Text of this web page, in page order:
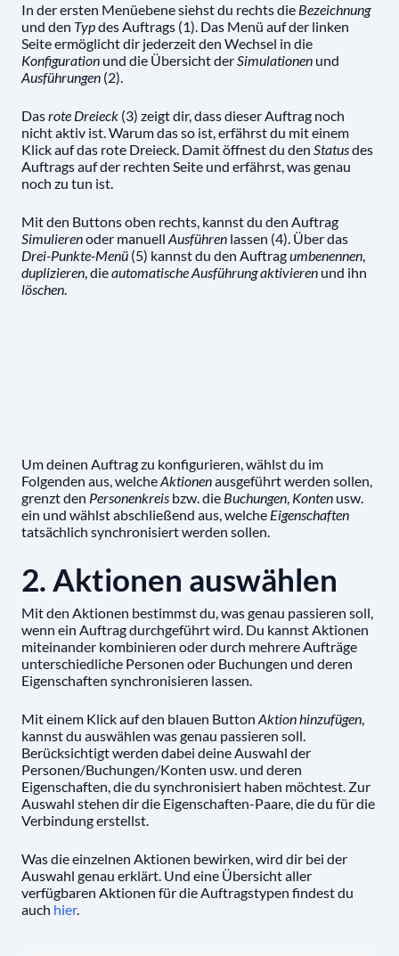
In der ersten Menüebene siehst du rechts die Bezeichnung
und den Typdes Auftrags (1). Das Menü auf der linken
Seite ermöglicht dir jederzeit den Wechsel in die
Konfiguration und die Übersicht derSimulationen und
Ausführungen (2).
Dasrote Dreieck (3) zeigt dir, dass dieser Auftrag noch
nicht aktiv ist. Warum das so ist, erfährst du mit einem
Klick auf das rote Dreieck. Damit öffnest du den Statusdes
Auftrags auf der rechten Seite und erfährst, was genau
noch zu tun ist.
Mit den Buttons oben rechts, kannst du den Auftrag
Simulierenoder manuell Ausführen lassen (4). Über das
Drei-Punkte-Menü (5) kannst du den Auftragumbenennen,
duplizieren, dieautomatische Ausführung aktivieren und ihn
löschen.
Um deinen Auftrag zu konfigurieren, wählst du im
Folgenden aus, welcheAktionenausgeführt werden sollen,
grenzt den Personenkreis bzw. die Buchungen, Konten usw.
ein und wählst abschließend aus, welche Eigenschaften
tatsächlich synchronisiert werden sollen.
2. Aktionen auswählen
Mit den Aktionen bestimmst du, was genau passieren soll,
wenn ein Auftrag durchgeführt wird. Du kannst Aktionen
miteinander kombinieren oder durch mehrere Aufträge
unterschiedliche Personen oder Buchungen und deren
Eigenschaften synchronisieren lassen.
Mit einem Klick auf den blauen Button Aktion hinzufügen,
kannst du auswählen was genau passieren soll.
Berücksichtigt werden dabei deine Auswahl der
Personen/Buchungen/Konten usw. und deren
Eigenschaften, die du synchronisiert haben möchtest. Zur
Auswahl stehen dir die Eigenschaften-Paare, die du für die
Verbindung erstellst.
Was die einzelnen Aktionen bewirken, wird dir bei der
Auswahl genau erklärt. Und eine Übersicht aller
verfügbaren Aktionen für die Auftragstypen findest du
auch hier.